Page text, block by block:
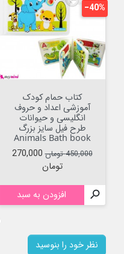
کتاب حمام کودک
آموزشی اعداد و حروف
انگلیسی و حیوانات
طرح فیل سایز بزرگ
Animals Bath book
قیمت عادی
450,000 تومان قیمت
270,000
تومان
 افزودن به سبد
‎−40%
نظر خود را بنوسید